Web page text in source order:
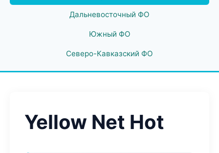
Дальневосточный ФО
Южный ФО
Северо-Кавказский ФО
Yellow Net Hot